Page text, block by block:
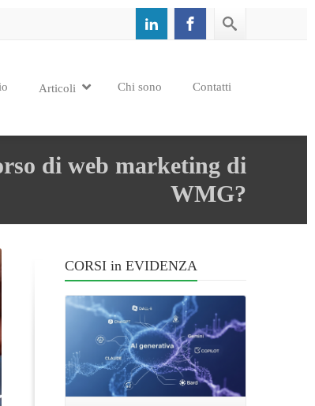
Articoli Chi sono Contatti
di web marketing di
WMG?
CORSI in EVIDENZA